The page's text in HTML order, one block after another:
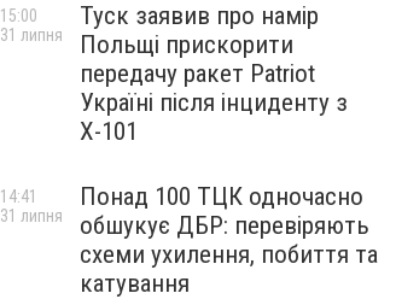
Туск заявив про намір
Польщі прискорити
передачу ракет Patriot
Україні після інциденту з
Х-101
15:00
31 липня
Понад 100 ТЦК одночасно
обшукує ДБР: перевіряють
схеми ухилення, побиття та
катування
14:41
31 липня